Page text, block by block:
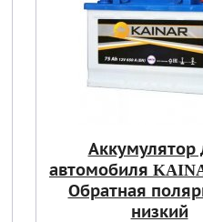
Аккумулятор
автомобиля
Обратная
низкий